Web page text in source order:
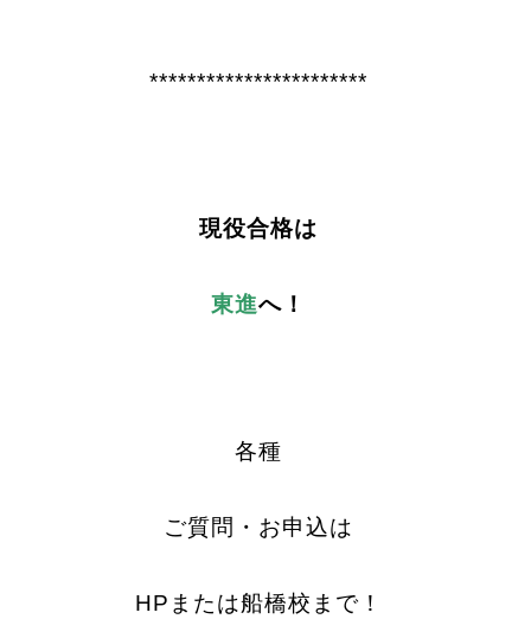
***********************
現役合格は
東進へ！
各種
ご質問・お申込は
HPまたは船橋校まで！